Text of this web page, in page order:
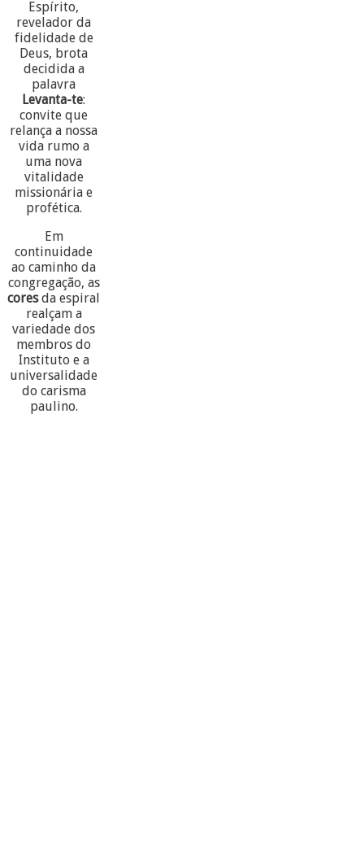
Espírito,
revelador da
fidelidade de
Deus, brota
decidida a
palavra
Levanta-te:
convite que
relança a nossa
vida rumo a
uma nova
vitalidade
missionária e
profética.
Em
continuidade
ao caminho da
congregação, as
coresda espiral
realçam a
variedade dos
membros do
Instituto e a
universalidade
do carisma
paulino.